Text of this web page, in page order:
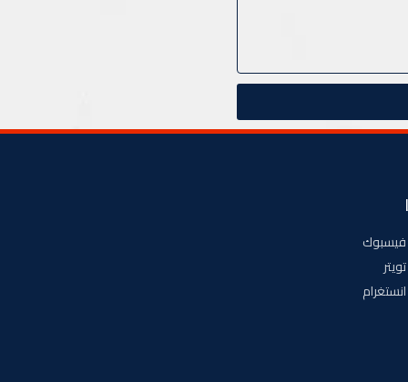
فيسبوك
تويتر
انستغرام